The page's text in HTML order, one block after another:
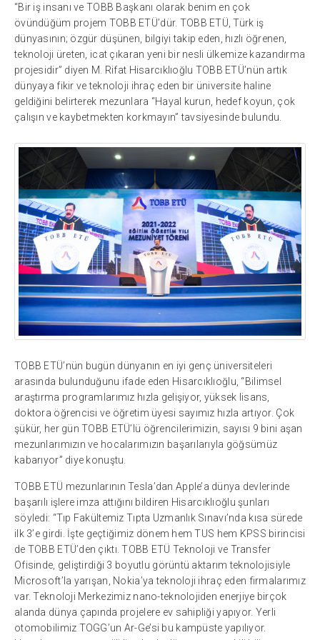
“Bir iş insanı ve TOBB Başkanı olarak benim en çok
övündüğüm projem TOBB ETÜ’dür. TOBB ETÜ, Türk iş
dünyasının; özgür düşünen, bilgiyi takip eden, hızlı öğrenen,
teknoloji üreten, icat çıkaran yeni bir nesli ülkemize kazandırma
projesidir” diyen M. Rifat Hisarcıklıoğlu TOBB ETÜ’nün artık
dünyaya fikir ve teknoloji ihraç eden bir üniversite haline
geldiğini belirterek mezunlara “Hayal kurun, hedef koyun, çok
çalışın ve kaybetmekten korkmayın” tavsiyesinde bulundu.
TOBB ETÜ’nün bugün dünyanın en iyi genç üniversiteleri
arasında bulunduğunu ifade eden Hisarcıklıoğlu, “Bilimsel
araştırma programlarımız hızla gelişiyor, yüksek lisans,
doktora öğrencisi ve öğretim üyesi sayımız hızla artıyor. Çok
şükür, her gün TOBB ETÜ’lü öğrencilerimizin, sayısı 9 bini aşan
mezunlarımızın ve hocalarımızın başarılarıyla göğsümüz
kabarıyor” diye konuştu.
TOBB ETÜ mezunlarının Tesla’dan Apple’a dünya devlerinde
başarılı işlere imza attığını bildiren Hisarcıklıoğlu şunları
söyledi: “Tıp Fakültemiz Tıpta Uzmanlık Sınavı’nda kısa sürede
ilk 3’e girdi. İşte geçtiğimiz dönem hem TUS hem KPSS birincisi
de TOBB ETÜ’den çıktı. TOBB ETÜ Teknoloji ve Transfer
Ofisinde, geliştirdiği 3 boyutlu görüntü aktarım teknolojisiyle
Microsoft’la yarışan, Nokia’ya teknoloji ihraç eden firmalarımız
var. Teknoloji Merkezimiz nano-teknolojiden enerjiye birçok
alanda dünya çapında projelere ev sahipliği yapıyor. Yerli
otomobilimiz TOGG’un Ar-Ge’si bu kampüste yapılıyor.